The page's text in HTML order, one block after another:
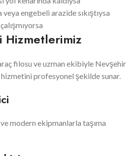
engebeli arazide sıkıştıysa
Hizmetlerimiz
filosu ve uzman ekibiyle Nevşehir
profesyonel şekilde sunar.
modern ekipmanlarla taşıma